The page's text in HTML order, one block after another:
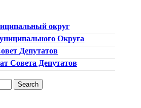
округ
Округа
Депутатов
Совета Депутатов
Search